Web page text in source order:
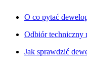
O co pytać
Odbiór techniczny
Jak sprawdzić